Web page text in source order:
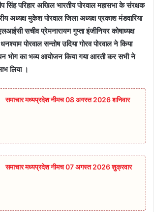
सिंह परिहार अखिल भारतीय पोरवाल महासभा के संरक्षक
अध्यक्ष मुकेश पोरवाल जिला अध्यक्ष प्रकाश मंडवारिया
सचीव प्रेमनारायण गुप्ता इंजीनियर कोषाध्यक्ष
पोरवाल सन्तोष उदिया गोरव पोरवाल ने किया
भोग का भव्य आयोजन किया गया आरती कर सभी ने
लिया ।
समाचार मध्यप्रदेश नीमच 08 अगस्त 2026 शनिवार
समाचार मध्यप्रदेश नीमच 07 अगस्त 2026 शुक्रवार